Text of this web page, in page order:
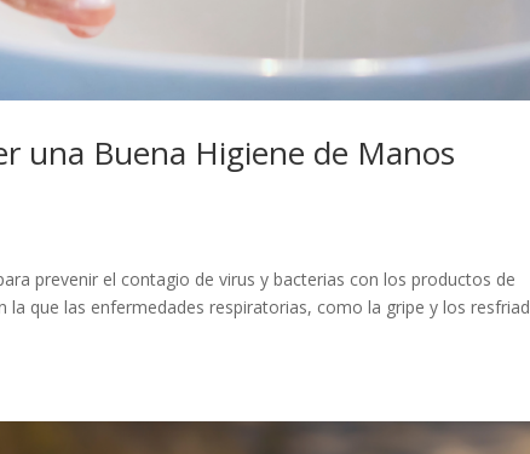
una Buena Higiene de Manos
prevenir el contagio de virus y bacterias con los productos de
la que las enfermedades respiratorias, como la gripe y los